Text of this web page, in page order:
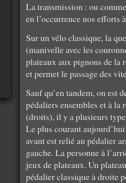
La transmission : ou
en l’occurrence nos efforts
Sur un vélo classique, la
(manivelle avec les
plateaux aux pignons de la
et permet le passage des
Sauf qu’en tandem, on est
pédaliers ensembles et à la
(droits), il y a plusieurs
Le plus courant
avant est relié au pédalier
gauche. La personne à
jeux de plateaux. Un
pédalier classique à droite